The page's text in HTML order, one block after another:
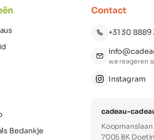
Bedankje
Contact
+31 30 8889
we reageren
Instagram
cadeau-
Koopmanslaan
7005 BK